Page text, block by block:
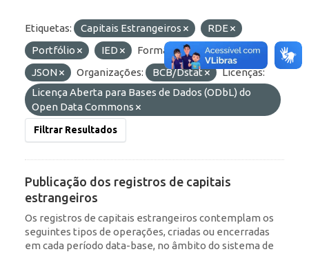
Etiquetas: Capitais Estrangeiros
RDE
Portfólio
IED Formatos:
HTML
JSON
Organizações: BCB/Dstat
Licenças:
Licença Aberta para Bases de Dados (ODbL) do
Open Data Commons
Filtrar Resultados
Publicação dos registros de capitais
estrangeiros
Os registros de capitais estrangeiros contemplam os
seguintes tipos de operações, criadas ou encerradas
em cada período data-base, no âmbito do sistema de